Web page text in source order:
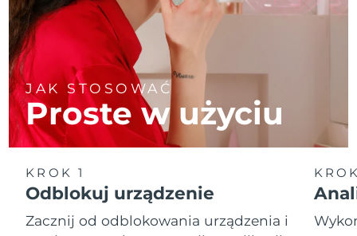
JAK STOSOWAĆ
Proste w użyciu
KROK 1
Odblokuj urządzenie
Zacznij od odblokowania urządzenia i